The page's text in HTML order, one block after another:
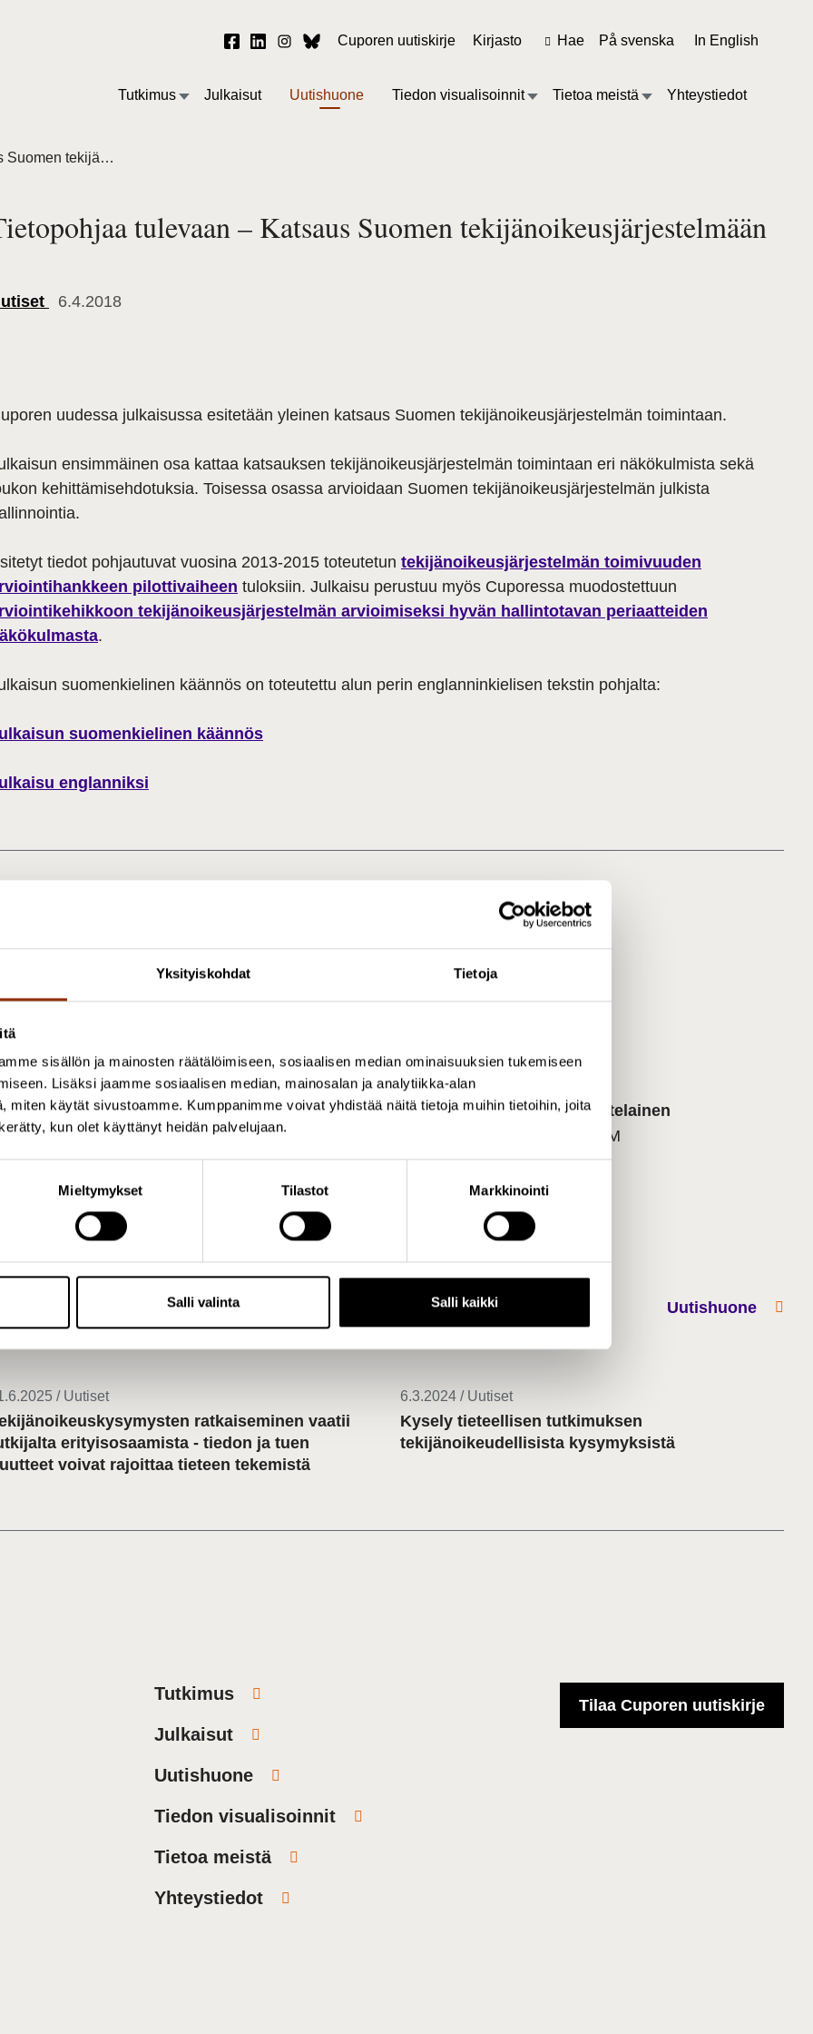
Yksityiskohdat Tietoja
sisällön ja mainosten räätälöimiseen, sosiaalisen median ominaisuuksien tukemiseen
Lisäksi jaamme sosiaalisen median, mainosalan ja analytiikka-alan
miten käytät sivustoamme. Kumppanimme voivat yhdistää näitä tietoja muihin tietoihin, joita
kun olet käyttänyt heidän palvelujaan.
Mieltymykset Tilastot Markkinointi
Salli valinta Salli kaikki
Cuporen uutiskirje Kirjasto Hae På svenska In English
Tutkimus Julkaisut Uutishuone Tiedon visualisoinnit Tietoa meistä Yhteystiedot
Tietopohjaa tulevaan – Katsaus Suomen tekijänoikeusjärjestelmään
tulevaan – Katsaus Suomen tekijänoikeusjärjestelmään
6.4.2018
uudessa julkaisussa esitetään yleinen katsaus Suomen tekijänoikeusjärjestelmän toimintaan.
ensimmäinen osa kattaa katsauksen tekijänoikeusjärjestelmän toimintaan eri näkökulmista sekä
kehittämisehdotuksia. Toisessa osassa arvioidaan Suomen tekijänoikeusjärjestelmän julkista
tiedot pohjautuvat vuosina 2013-2015 toteutetun tekijänoikeusjärjestelmän toimivuuden
pilottivaiheen tuloksiin. Julkaisu perustuu myös Cuporessa muodostettuun
tekijänoikeusjärjestelmän arvioimiseksi hyvän hallintotavan periaatteiden
.
suomenkielinen käännös on toteutettu alun perin englanninkielisen tekstin pohjalta:
suomenkielinen käännös
englanniksi
Kautio
KTM
Nathalie Lefever
Researcher, LL.M.
nathalie.lefever@cupore.fi
Profiili
Jukka Kortelainen
Tutkija, YTM
Poiminnat uutishuoneesta Uutishuone
/ Uutiset
ratkaiseminen vaatii
erityisosaamista - tiedon ja tuen
voivat rajoittaa tieteen tekemistä
6.3.2024 / Uutiset
Kysely tieteellisen tutkimuksen
tekijänoikeudellisista kysymyksistä
Tutkimus
Julkaisut
Uutishuone
Tiedon visualisoinnit
Tietoa meistä
Yhteystiedot
Tilaa Cuporen uutiskirje